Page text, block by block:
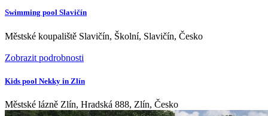
Swimming pool Slavičín
Městské koupaliště Slavičín, Školní, Slavičín, Česko
Zobrazit podrobnosti
Kids pool Nekky in Zlín
Městské lázně Zlín, Hradská 888, Zlín, Česko